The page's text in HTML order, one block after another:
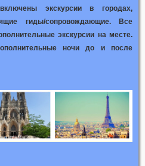
экскурсии в городах,
гиды/сопровождающие. Все
экскурсии на месте.
ночи до и после